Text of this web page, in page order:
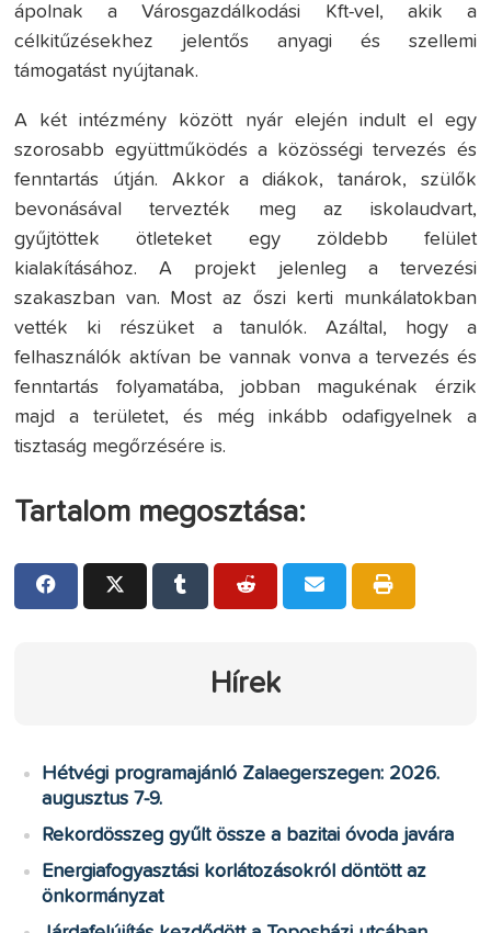
ápolnak a Városgazdálkodási Kft-vel, akik a
célkitűzésekhez jelentős anyagi és szellemi
támogatást nyújtanak.
A két intézmény között nyár elején indult el egy
szorosabb együttműködés a közösségi tervezés és
fenntartás útján. Akkor a diákok, tanárok, szülők
bevonásával tervezték meg az iskolaudvart,
gyűjtöttek ötleteket egy zöldebb felület
kialakításához. A projekt jelenleg a tervezési
szakaszban van. Most az őszi kerti munkálatokban
vették ki részüket a tanulók. Azáltal, hogy a
felhasználók aktívan be vannak vonva a tervezés és
fenntartás folyamatába, jobban magukénak érzik
majd a területet, és még inkább odafigyelnek a
tisztaság megőrzésére is.
Tartalom megosztása:
Hírek
Hétvégi programajánló Zalaegerszegen: 2026.
augusztus 7-9.
Rekordösszeg gyűlt össze a bazitai óvoda javára
Energiafogyasztási korlátozásokról döntött az
önkormányzat